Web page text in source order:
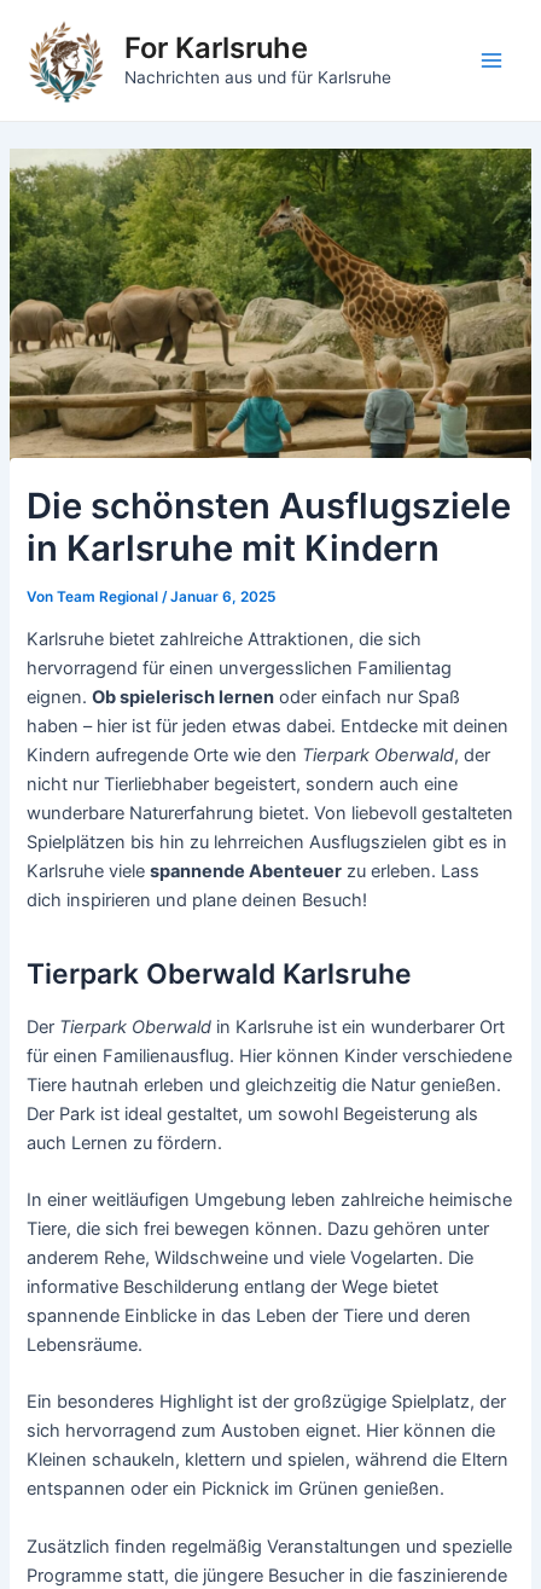
Inhalt
springen
For Karlsruhe
Nachrichten aus und für Karlsruhe
Die schönsten Ausflugsziele
in Karlsruhe mit Kindern
VonTeam Regional/Januar 6, 2025
Karlsruhe bietet zahlreiche Attraktionen, die sich
hervorragend für einen unvergesslichen Familientag
eignen.Ob spielerisch lernen oder einfach nur Spaß
haben – hier ist für jeden etwas dabei. Entdecke mit deinen
Kindern aufregende Orte wie den Tierpark Oberwald, der
nicht nur Tierliebhaber begeistert, sondern auch eine
wunderbare Naturerfahrung bietet. Von liebevoll gestalteten
Spielplätzen bis hin zu lehrreichen Ausflugszielen gibt es in
Karlsruhe vielespannende Abenteuer zu erleben. Lass
dich inspirieren und plane deinen Besuch!
Tierpark Oberwald Karlsruhe
Der Tierpark Oberwald in Karlsruhe ist ein wunderbarer Ort
für einen Familienausflug. Hier können Kinder verschiedene
Tiere hautnah erleben und gleichzeitig die Natur genießen.
Der Park ist ideal gestaltet, um sowohl Begeisterung als
auch Lernen zu fördern.
In einer weitläufigen Umgebung leben zahlreiche heimische
Tiere, die sich frei bewegen können. Dazu gehören unter
anderem Rehe, Wildschweine und viele Vogelarten. Die
informative Beschilderung entlang der Wege bietet
spannende Einblicke in das Leben der Tiere und deren
Lebensräume.
Ein besonderes Highlight ist der großzügige Spielplatz, der
sich hervorragend zum Austoben eignet. Hier können die
Kleinen schaukeln, klettern und spielen, während die Eltern
entspannen oder ein Picknick im Grünen genießen.
Zusätzlich finden regelmäßig Veranstaltungen und spezielle
Programme statt, die jüngere Besucher in die faszinierende